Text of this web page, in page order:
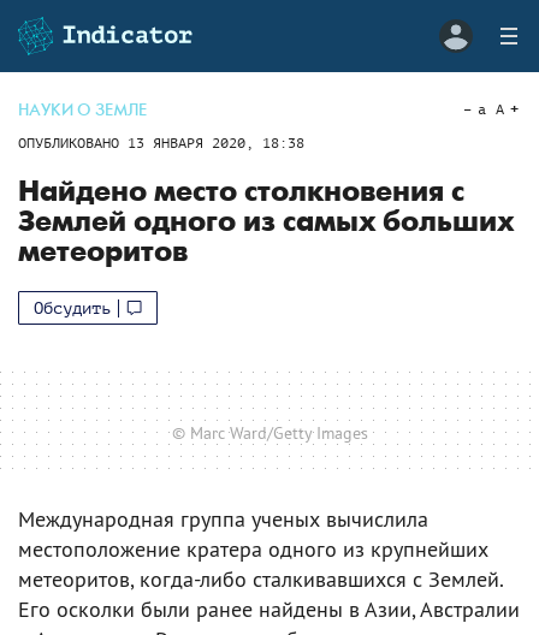
НАУКИ О ЗЕМЛЕ
ОПУБЛИКОВАНО 13 ЯНВАРЯ 2020, 18:38
a A
Найдено место столкновения с
Землей одного из самых больших
метеоритов
Обсудить
© Marc Ward/Getty Images
Международная группа ученых вычислила
местоположение кратера одного из крупнейших
метеоритов, когда-либо сталкивавшихся с Землей.
Его осколки были ранее найдены в Азии, Австралии